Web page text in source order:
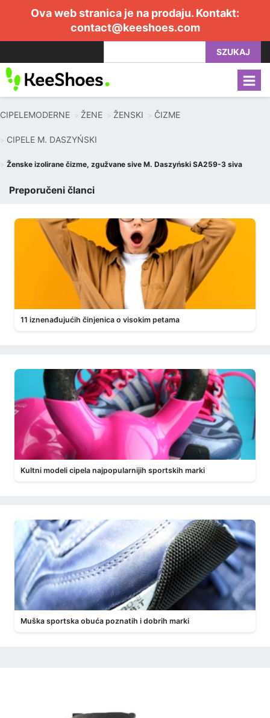
Ova web stranica je na prodaju. Kontakt:
contact@keeshoes.com
SZUKAJ
CIPELEMODERNE ŽENE ŽENSKI ČIZME
CIPELE M. DASZYŃSKI
Ženske izolirane čizme, zgužvane sive M. Daszyński SA259-3 siva
Preporučeni članci
11 iznenađujućih činjenica o visokim petama
Kultni modeli cipela najpopularnijih sportskih marki
Muška sportska obuća poznatih i dobrih marki